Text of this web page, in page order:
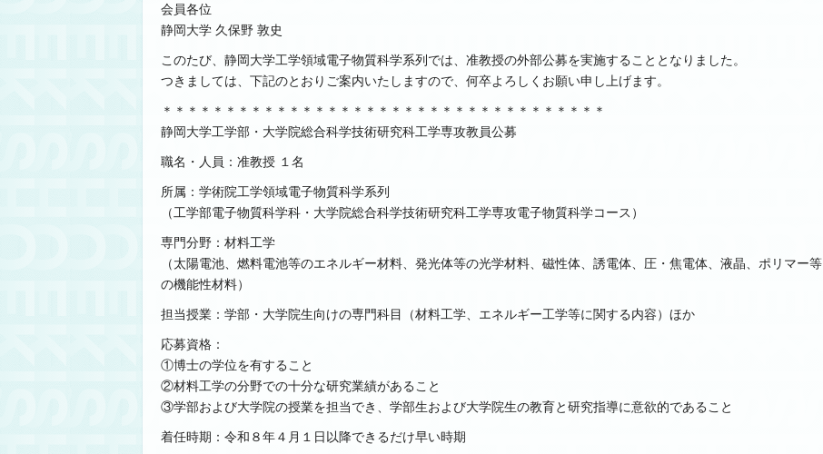
会員各位
静岡大学 久保野 敦史
このたび、静岡大学工学領域電子物質科学系列では、准教授の外部公募を実施することとなりました。
つきましては、下記のとおりご案内いたしますので、何卒よろしくお願い申し上げます。
＊＊＊＊＊＊＊＊＊＊＊＊＊＊＊＊＊＊＊＊＊＊＊＊＊＊＊＊＊＊＊＊＊＊＊
静岡大学工学部・大学院総合科学技術研究科工学専攻教員公募
職名・人員：准教授 １名
所属：学術院工学領域電子物質科学系列
（工学部電子物質科学科・大学院総合科学技術研究科工学専攻電子物質科学コース）
専門分野：材料工学
（太陽電池、燃料電池等のエネルギー材料、発光体等の光学材料、磁性体、誘電体、圧・焦電体、液晶、ポリマー等
の機能性材料）
担当授業：学部・大学院生向けの専門科目（材料工学、エネルギー工学等に関する内容）ほか
応募資格：
①博士の学位を有すること
②材料工学の分野での十分な研究業績があること
③学部および大学院の授業を担当でき、学部生および大学院生の教育と研究指導に意欲的であること
着任時期：令和８年４月１日以降できるだけ早い時期